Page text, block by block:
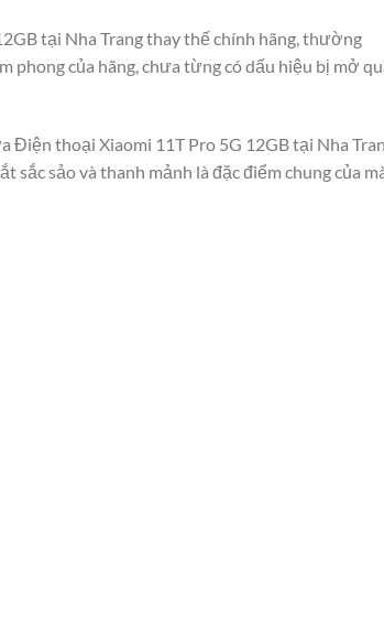
tại Nha Trang thay thế chính hãng, thường
phong của hãng, chưa từng có dấu hiệu bị mở
Điện thoại Xiaomi 11T Pro 5G 12GB tại Nha
sắc sảo và thanh mảnh là đặc điểm chung của